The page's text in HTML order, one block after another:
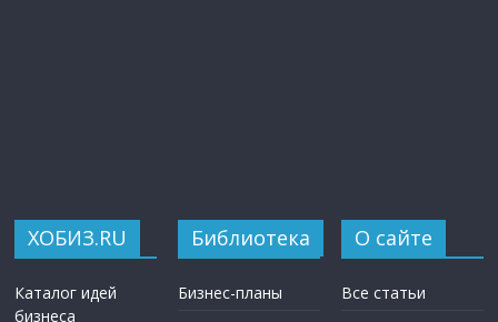
ХОБИЗ.RU
Каталог идей
бизнеса
Библиотека
Бизнес-планы
О сайте
Все статьи